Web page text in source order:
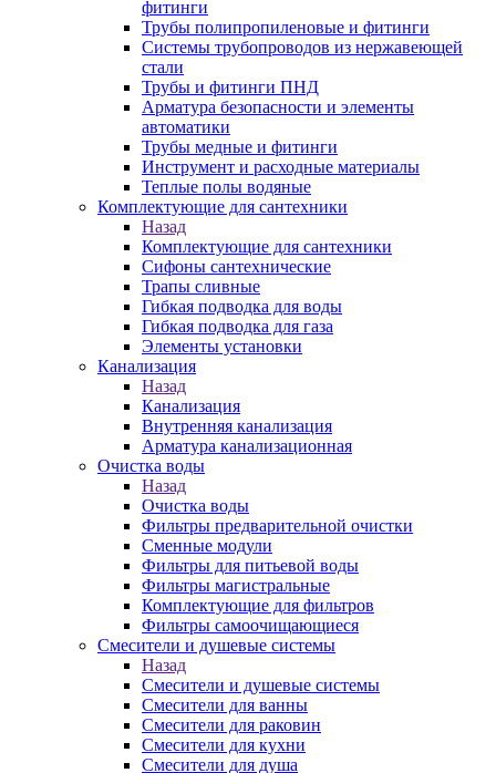
фитинги
Трубы полипропиленовые и фитинги
Системы трубопроводов из нержавеющей
стали
Трубы и фитинги ПНД
Арматура безопасности и элементы
автоматики
Трубы медные и фитинги
Инструмент и расходные материалы
Теплые полы водяные
Комплектующие для сантехники
Назад
Комплектующие для сантехники
Сифоны сантехнические
Трапы сливные
Гибкая подводка для воды
Гибкая подводка для газа
Элементы установки
Канализация
Назад
Канализация
Внутренняя канализация
Арматура канализационная
Очистка воды
Назад
Очистка воды
Фильтры предварительной очистки
Сменные модули
Фильтры для питьевой воды
Фильтры магистральные
Комплектующие для фильтров
Фильтры самоочищающиеся
Смесители и душевые системы
Назад
Смесители и душевые системы
Смесители для ванны
Смесители для раковин
Смесители для кухни
Смесители для душа